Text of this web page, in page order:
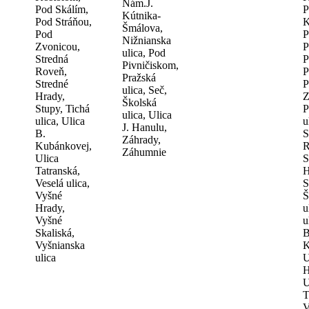
Pod Skálím,
Pod Stráňou,
Pod
Zvonicou,
Stredná
Roveň,
Stredné
Hrady,
Stupy, Tichá
ulica, Ulica
B.
Kubánkovej,
Ulica
Tatranská,
Veselá ulica,
Vyšné
Hrady,
Vyšné
Skaliská,
Vyšnianska
ulica
Nám.J.
Kútnika-
Šmálova,
Nižnianska
ulica, Pod
Pivničiskom,
Pražská
ulica, Seč,
Školská
ulica, Ulica
J. Hanulu,
Záhrady,
Záhumnie